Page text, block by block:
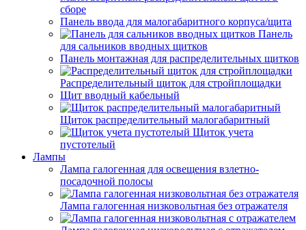
сборе
Панель ввода для малогабаритного корпуса/щита
Панель
для сальников вводных щитков
Панель монтажная для распределительных щитков
Распределительный щиток для стройплощадки
Щит вводный кабельный
Щиток распределительный малогабаритный
Щиток учета
пустотелый
Лампы
Лампа галогенная для освещения взлетно-
посадочной полосы
Лампа галогенная низковольтная без отражателя